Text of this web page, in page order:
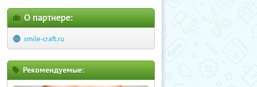
О партнере:
smile-craft.ru
Рекомендуемые: